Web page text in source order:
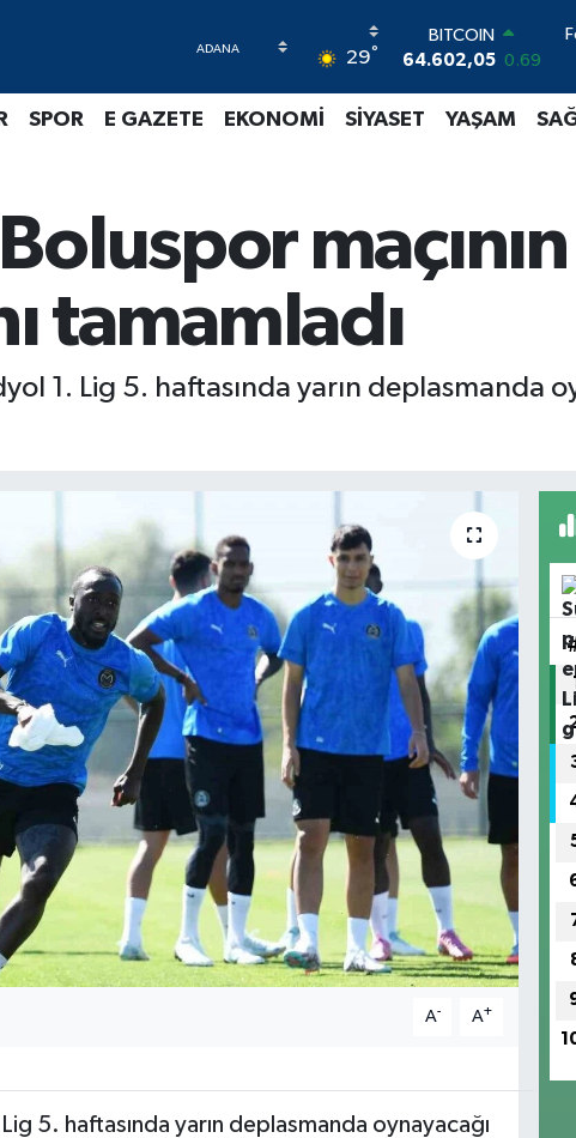
29°
BITCOIN
64.602,05 0.69
47,6006
0.06
GRAM ALTIN
6513.94
SPOR E GAZETE EKONOMİ SİYASET YAŞAM
maçının
tamamladı
1. Lig 5. haftasında yarın deplasmanda
A- A+
5. haftasında yarın deplasmanda oynayacağı
1